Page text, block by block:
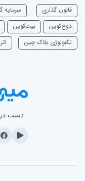
قانون گذاری سرمایه‌
دوج‌کوین
بیت‌کوین
تکنولوژی بلاک چین
دست در